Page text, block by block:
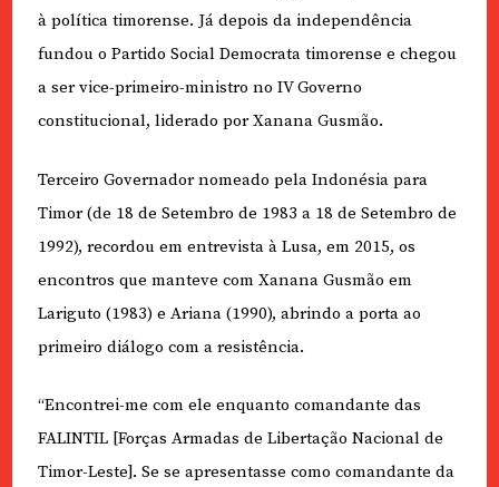
à política timorense. Já depois da independência
fundou o Partido Social Democrata timorense e chegou
a ser vice-primeiro-ministro no IV Governo
constitucional, liderado por Xanana Gusmão.
Terceiro Governador nomeado pela Indonésia para
Timor (de 18 de Setembro de 1983 a 18 de Setembro de
1992), recordou em entrevista à Lusa, em 2015, os
encontros que manteve com Xanana Gusmão em
Lariguto (1983) e Ariana (1990), abrindo a porta ao
primeiro diálogo com a resistência.
“Encontrei-me com ele enquanto comandante das
FALINTIL [Forças Armadas de Libertação Nacional de
Timor-Leste]. Se se apresentasse como comandante da